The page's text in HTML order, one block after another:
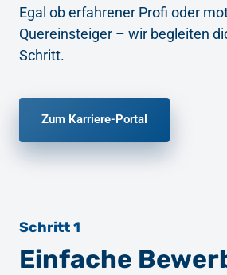
Egal ob erfahrener Profi oder
Quereinsteiger – wir begleiten
Schritt.
Zum Karriere-Portal
Schritt 1
Einfache